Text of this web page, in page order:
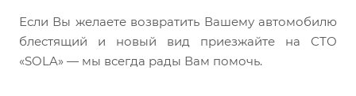
Если Вы желаете возвратить Вашему автомобилю
блестящий и новый вид приезжайте на СТО
«SOLA» — мы всегда рады Вам помочь.